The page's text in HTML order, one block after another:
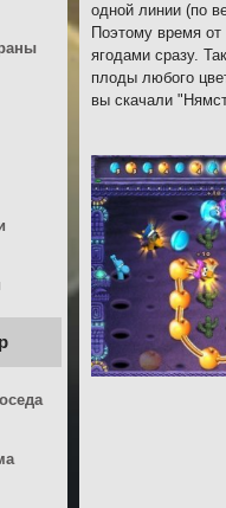
одной линии (по
Поэтому время
ягодами сразу.
плоды любого
вы скачали